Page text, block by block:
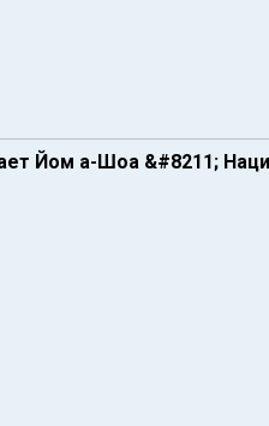
Йом а-Шоа &#8211;